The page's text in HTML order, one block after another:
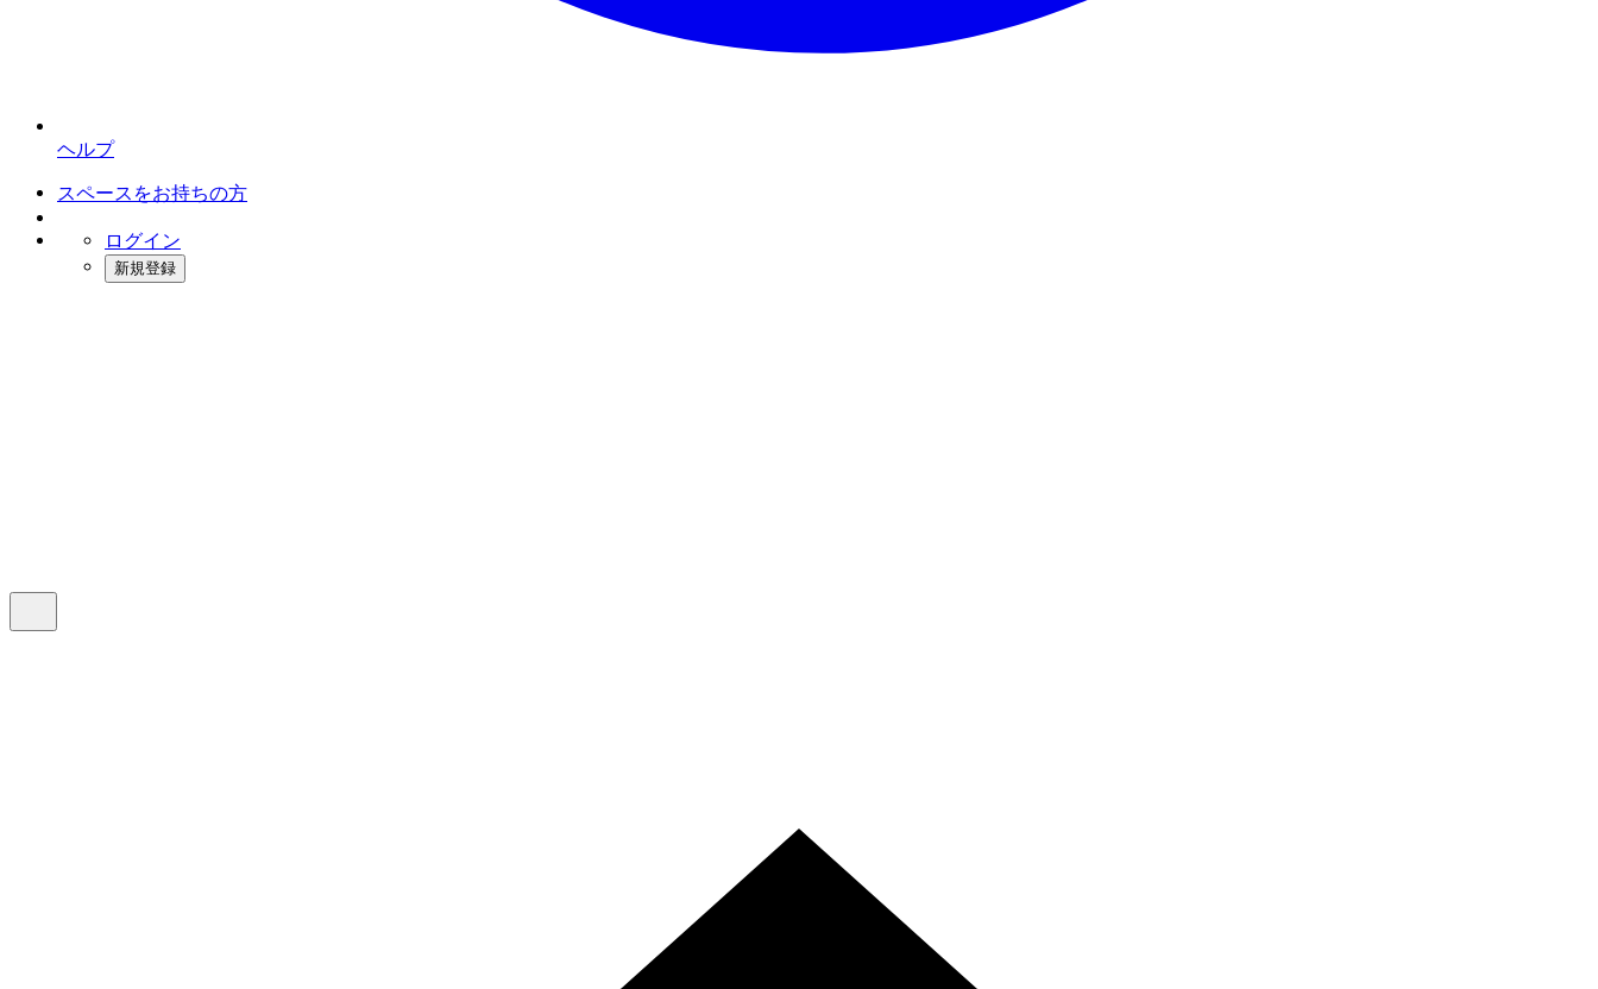
ヘルプ
スペースをお持ちの方
ログイン
新規登録